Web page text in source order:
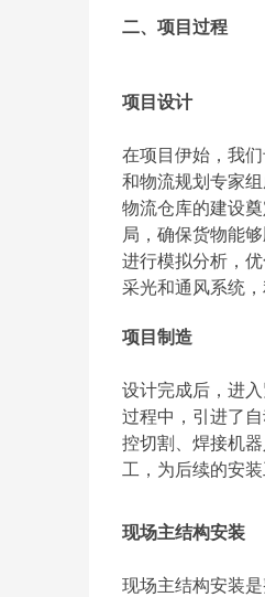
二、项目过程
项目设计
在项目伊始，我
和物流规划专家
物流仓库的建设
局，确保货物能
进行模拟分析，
采光和通风系统
项目制造
设计完成后，进
过程中，引进了
控切割、焊接机
工，为后续的安装
现场主结构安装
现场主结构安装